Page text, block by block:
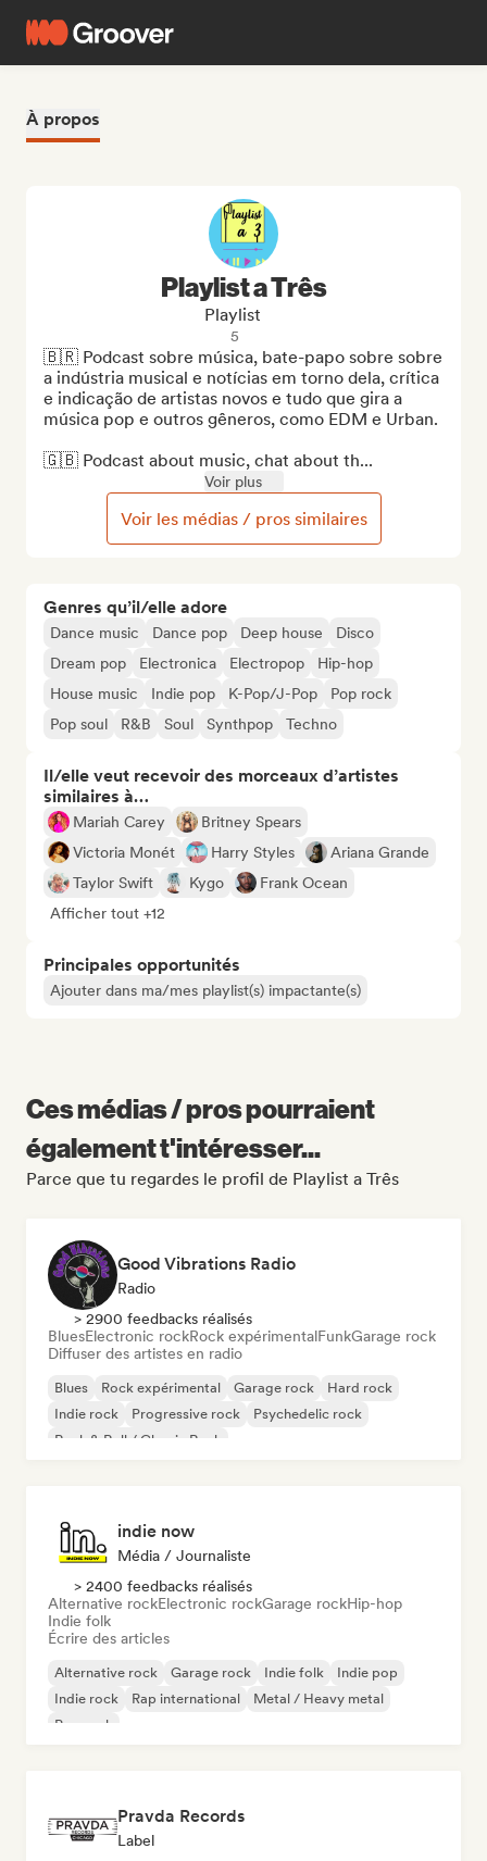
À propos
Genres qu’il/elle adore
Dance music Dance pop Deep house
Disco
Dream pop
Electronica Electropop
Hip-hop
House music
Indie pop K-Pop/J-Pop
Pop rock
Pop soul
R&B Soul Synthpop Techno
Il/elle veut recevoir des morceaux d’artistes
similaires à…
Mariah Carey
Britney Spears
Victoria Monét
Harry Styles
Ariana Grande
Taylor Swift
Kygo
Frank Ocean
Afficher tout +12
Principales opportunités
Ajouter dans ma/mes playlist(s) impactante(s)
Playlist a Três
Playlist
5
🇧🇷 Podcast sobre música, bate-papo sobre sobre
a indústria musical e notícias em torno dela, crítica
e indicação de artistas novos e tudo que gira a
música pop e outros gêneros, como EDM e Urban.
🇬🇧 Podcast about music, chat about th...
Voir plus
Voir les médias / pros similaires
Ces médias / pros pourraient
également t'intéresser...
Parce que tu regardes le profil de Playlist a Três
Good Vibrations Radio
Radio
> 2900 feedbacks réalisés
BluesElectronic rockRock expérimentalFunkGarage rock
Diffuser des artistes en radio
Blues Rock expérimental Garage rock
Hard rock
Indie rock
Progressive rock
Psychedelic rock
Rock & Roll / Classic Rock
indie now
Média / Journaliste
> 2400 feedbacks réalisés
Alternative rockElectronic rockGarage rockHip-hop
Indie folk
Écrire des articles
Alternative rock Garage rock Indie folk
Indie pop
Indie rock
Rap international
Metal / Heavy metal
Pop rock
Pravda Records
Label